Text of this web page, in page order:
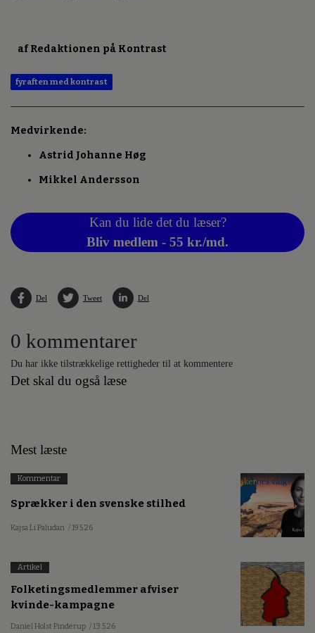
af Redaktionen på Kontrast
fyraften med kontrast
Medvirkende:
Astrid Johanne Høg
Mikkel Andersson
Kan du lide det du læser?
Bliv medlem - 55 kr./md.
Del Tweet Del
0 kommentarer
Du har ikke tilstrækkelige rettigheder til at kommentere
Det skal du også læse
Mest læste
Kommentar
Sprækker i den svenske stilhed
Kajsa Li Paludan / 19.5.26
Artikel
Folketingsmedlemmer afviser
kvinde-kampagne
Daniel Holst Pinderup / 13.5.26